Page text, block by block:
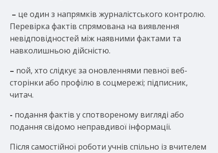
– це один з напрямків журналістського контролю.
Перевірка фактів спрямована на виявлення
невідповідностей між наявними фактами та
навколишньою дійсністю.
– nой, хто слідкує за оновленнями певної веб-
сторінки або профілю в соцмережі; підписник,
читач.
- подання фактів у спотвореному вигляді або
подання свідомо неправдивої інформації.
Після самостійної роботи учнів спільно із вчителем